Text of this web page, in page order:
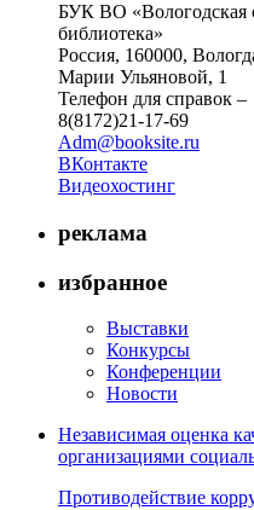
БУК ВО «Вологодская
библиотека»
Россия, 160000,
Марии Ульяновой, 1
Телефон для справок –
8(8172)21-17-69
Adm@booksite.ru
ВКонтакте
Видеохостинг
реклама
избранное
Выставки
Конкурсы
Конференции
Новости
Независимая оценка
организациями
Противодействие